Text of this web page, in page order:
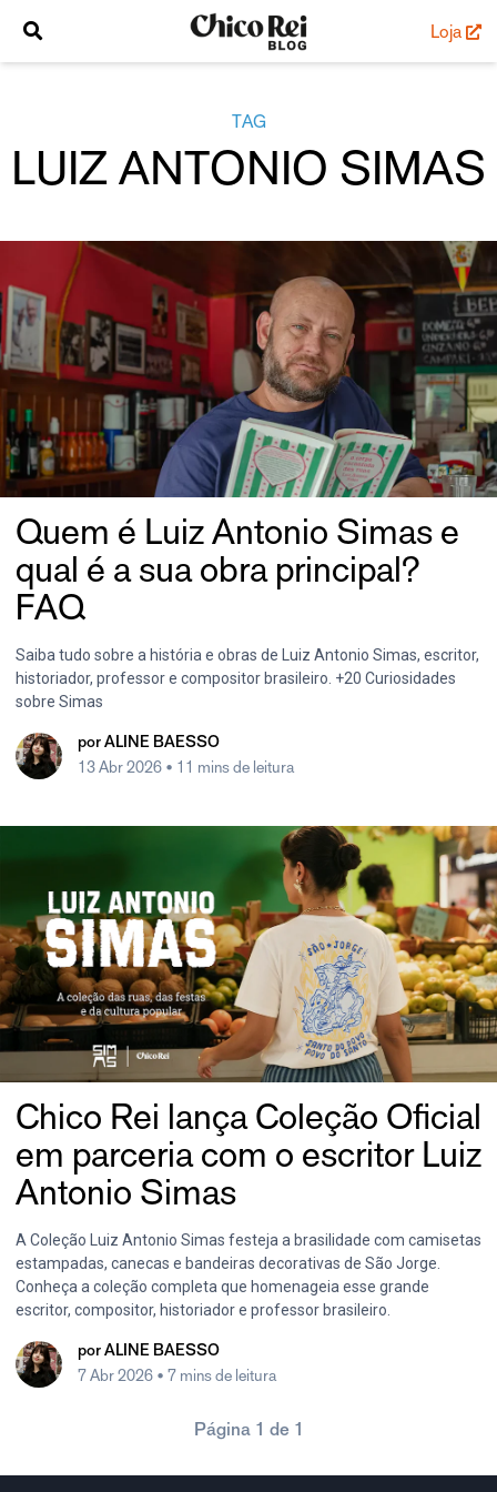
Loja
TAG
LUIZ ANTONIO SIMAS
Quem é Luiz Antonio Simas e
qual é a sua obra principal?
FAQ
Saiba tudo sobre a história e obras de Luiz Antonio Simas, escritor,
historiador, professor e compositor brasileiro. +20 Curiosidades
sobre Simas
por ALINE BAESSO
13 Abr 2026 • 11 mins de leitura
Chico Rei lança Coleção Oficial
em parceria com o escritor Luiz
Antonio Simas
A Coleção Luiz Antonio Simas festeja a brasilidade com camisetas
estampadas, canecas e bandeiras decorativas de São Jorge.
Conheça a coleção completa que homenageia esse grande
escritor, compositor, historiador e professor brasileiro.
por ALINE BAESSO
7 Abr 2026 • 7 mins de leitura
Página 1 de 1